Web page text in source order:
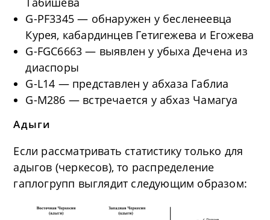
G-PF3345 — обнаружен у бесленеевца
Курея, кабардинцев Гетигежева и Егожева
G-FGC6663 — выявлен у убыха Дечена из
диаспоры
G-L14 — представлен у абхаза Габлиа
G-M286 — встречается у абхаз Чамагуа
Адыги
Если рассматривать статистику только для
адыгов (черкесов), то распределение
гаплогрупп выглядит следующим образом: